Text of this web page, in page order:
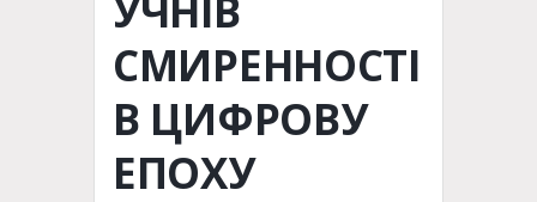
СМИРЕННОСТІ
В ЦИФРОВУ
ЕПОХУ